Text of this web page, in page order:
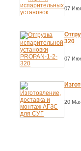
07
320
07
20